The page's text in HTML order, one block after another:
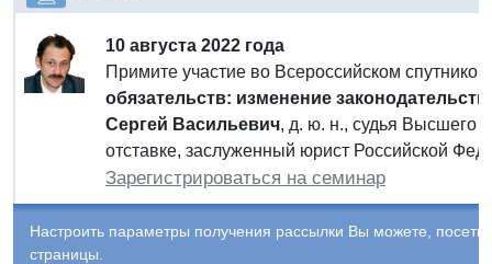
10 августа 2022 года
Примите участие во Всероссийском
обязательств: изменение
Сергей Васильевич, д. ю. н., судья Высшего
отставке, заслуженный юрист Российской
Зарегистрироваться на семинар
Настроить параметры получения рассылки Вы можете,
страницы.